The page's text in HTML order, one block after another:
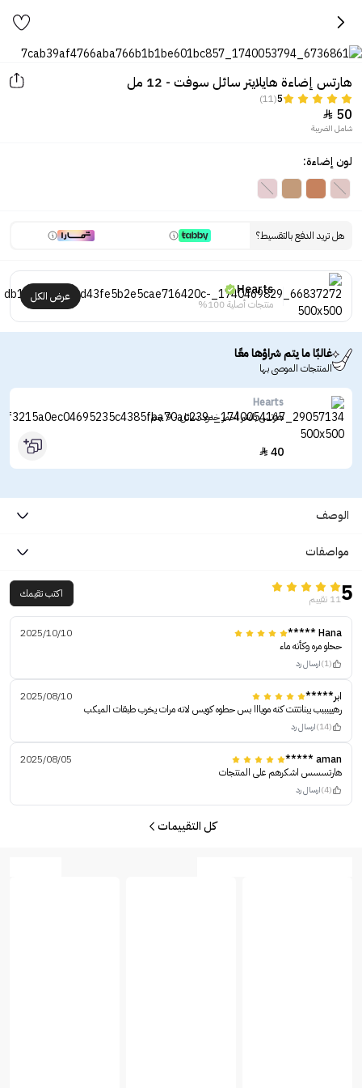
هارتس إضاءة هايلايتر سائل سوفت - 12 مل
5
(11)
50

شامل الضريبة
لون إضاءة:
هل تريد الدفع بالتقسيط؟
Hearts
منتجات أصلية 100%
عرض الكل
غالبًا ما يتم شراؤها معًا
المنتجات الموصى بها
Hearts
هارتس بلاشر أحمر خدود سائل - 9 جم
40

الوصف
مواصفات
511 تقييم اكتب تقيمك
Hana *****
2025/10/10
ححلو مره وكأنه ماء
(1) ارسال رد
ابر*****
2025/08/10
رهييبببب يبناتتتت كنه مويااا بس حطوه كويس لانه مرات يخرب طبقات الميكب
(14) ارسال رد
aman *****
2025/08/05
هارتسسس اشكرهم على المنتجات
(4) ارسال رد
كل التقييمات